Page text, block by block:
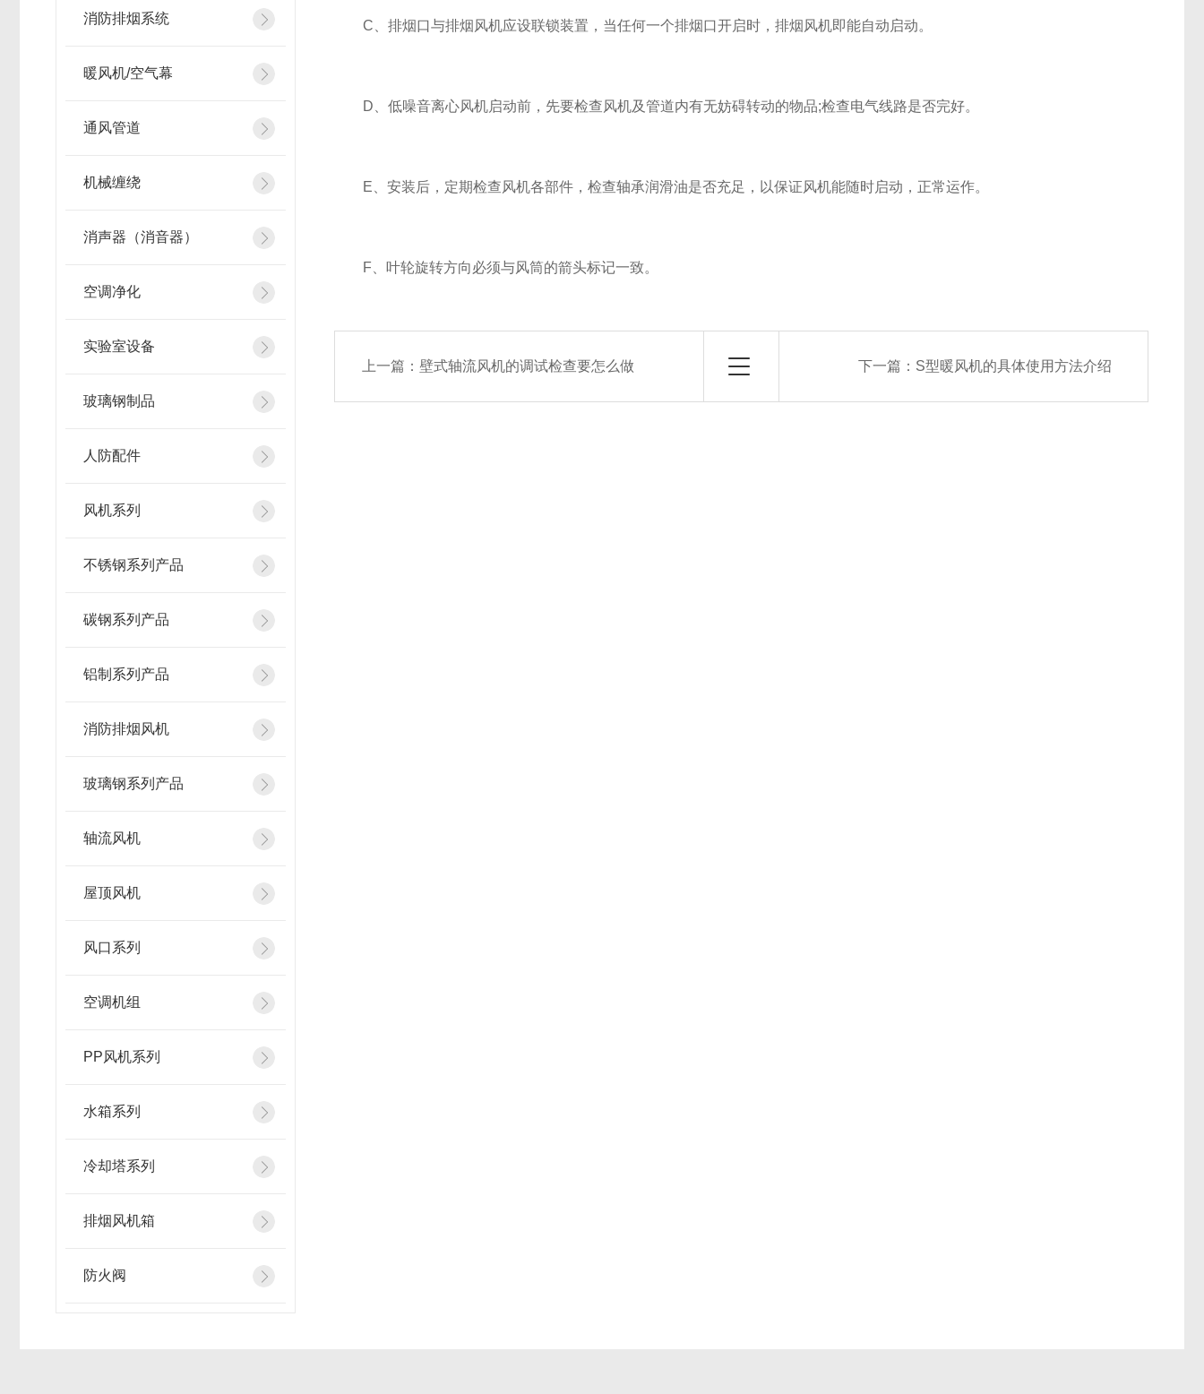
消防排烟系统
暖风机/空气幕
通风管道
机械缠绕
消声器（消音器）
空调净化
实验室设备
玻璃钢制品
人防配件
风机系列
不锈钢系列产品
碳钢系列产品
铝制系列产品
消防排烟风机
玻璃钢系列产品
轴流风机
屋顶风机
风口系列
空调机组
PP风机系列
水箱系列
冷却塔系列
排烟风机箱
防火阀
C、排烟口与排烟风机应设联锁装置，当任何一个排烟口开启时，排烟风机即能自动启动。
D、低噪音离心风机启动前，先要检查风机及管道内有无妨碍转动的物品;检查电气线路是否完好。
E、安装后，定期检查风机各部件，检查轴承润滑油是否充足，以保证风机能随时启动，正常运作。
F、叶轮旋转方向必须与风筒的箭头标记一致。
上一篇： 壁式轴流风机的调试检查要怎么做 下一篇： S型暖风机的具体使用方法介绍